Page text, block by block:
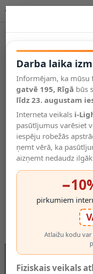
Salīdzināt
Vēlmju
saraksts
Darba laika
Informējam, ka mūsu
gatvē 195, Rīgā būs
līdz 23. augustam
Interneta veikals i-
pasūtījumus varēsiet
iespēju robežās
ņemt vērā, ka
aizņemt nedaudz
pirkumiem
Atlaižu kodu
Fiziskais veikals